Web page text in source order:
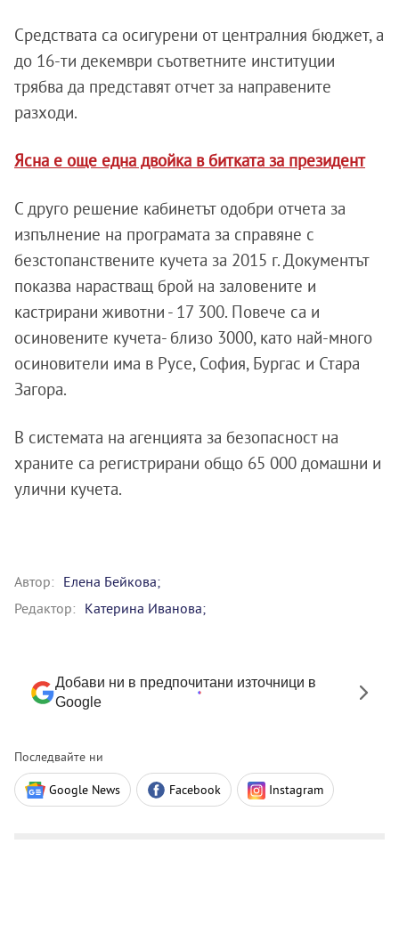
Средствата са осигурени от централния бюджет, а
до 16-ти декември съответните институции
трябва да представят отчет за направените
разходи.
Ясна е още една двойка в битката за президент
С друго решение кабинетът одобри отчета за
изпълнение на програмата за справяне с
безстопанствените кучета за 2015 г. Документът
показва нарастващ брой на заловените и
кастрирани животни - 17 300. Повече са и
осиновените кучета- близо 3000, като най-много
осиновители има в Русе, София, Бургас и Стара
Загора.
В системата на агенцията за безопасност на
храните са регистрирани общо 65 000 домашни и
улични кучета.
Автор: Eлена Бейкова;
Редактор: Катерина Иванова;
Добави ни в предпочитани източници в
Google
Последвайте ни
Google News Facebook Instagram